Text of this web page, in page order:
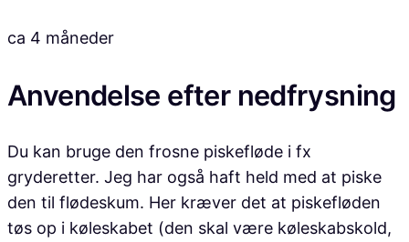
ca 4 måneder
Anvendelse efter nedfrysning
Du kan bruge den frosne piskefløde i fx
gryderetter. Jeg har også haft held med at piske
den til flødeskum. Her kræver det at piskefløden
tøs op i køleskabet (den skal være køleskabskold,